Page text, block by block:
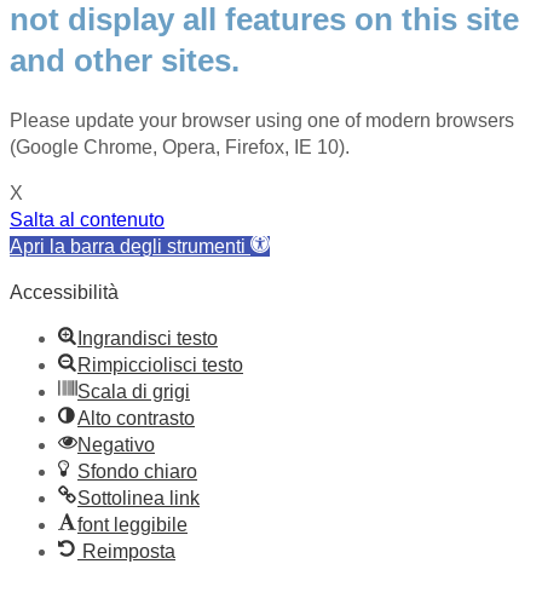
not display all features on this site
and other sites.
Please update your browser using one of modern browsers
(Google Chrome, Opera, Firefox, IE 10).
X
Salta al contenuto
Apri la barra degli strumenti
Accessibilità
Ingrandisci testo
Rimpicciolisci testo
Scala di grigi
Alto contrasto
Negativo
Sfondo chiaro
Sottolinea link
font leggibile
Reimposta